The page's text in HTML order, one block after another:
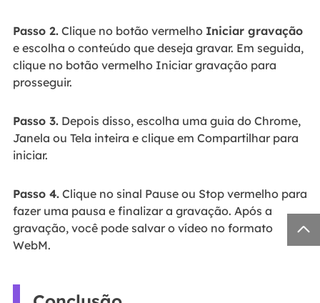
Passo 2.Clique no botão vermelho Iniciar gravação
e escolha o conteúdo que deseja gravar. Em seguida,
clique no botão vermelho Iniciar gravação para
prosseguir.
Passo 3.Depois disso, escolha uma guia do Chrome,
Janela ou Tela inteira e clique em Compartilhar para
iniciar.
Passo 4.Clique no sinal Pause ou Stop vermelho para
fazer uma pausa e finalizar a gravação. Após a
gravação, você pode salvar o vídeo no formato
WebM.
